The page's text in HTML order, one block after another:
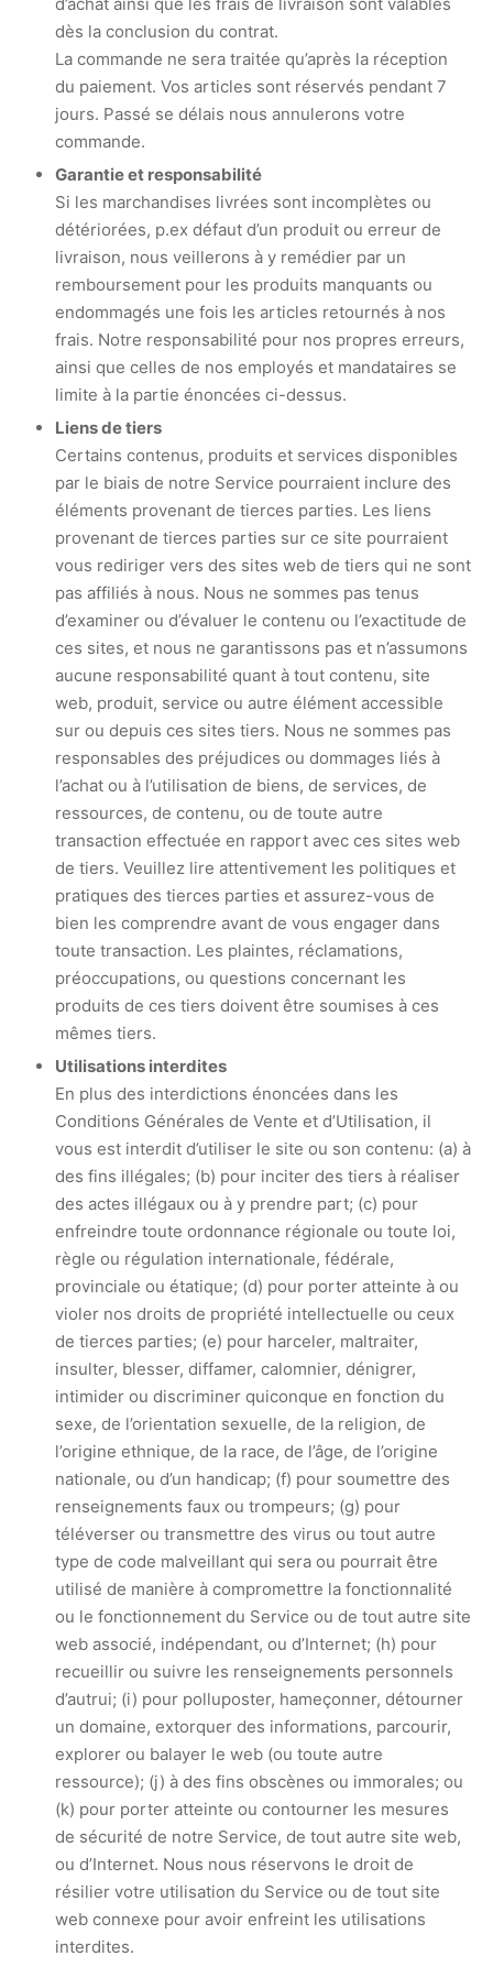
dès la conclusion du contrat.
La commande ne sera traitée qu’après la réception
du paiement. Vos articles sont réservés pendant 7
jours. Passé se délais nous annulerons votre
commande.
Garantie et responsabilité
Si les marchandises livrées sont incomplètes ou
détériorées, p.ex défaut d’un produit ou erreur de
livraison, nous veillerons à y remédier par un
remboursement pour les produits manquants ou
endommagés une fois les articles retournés à nos
frais. Notre responsabilité pour nos propres erreurs,
ainsi que celles de nos employés et mandataires se
limite à la partie énoncées ci-dessus.
Liens de tiers
Certains contenus, produits et services disponibles
par le biais de notre Service pourraient inclure des
éléments provenant de tierces parties. Les liens
provenant de tierces parties sur ce site pourraient
vous rediriger vers des sites web de tiers qui ne sont
pas affiliés à nous. Nous ne sommes pas tenus
d’examiner ou d’évaluer le contenu ou l’exactitude de
ces sites, et nous ne garantissons pas et n’assumons
aucune responsabilité quant à tout contenu, site
web, produit, service ou autre élément accessible
sur ou depuis ces sites tiers. Nous ne sommes pas
responsables des préjudices ou dommages liés à
l’achat ou à l’utilisation de biens, de services, de
ressources, de contenu, ou de toute autre
transaction effectuée en rapport avec ces sites web
de tiers. Veuillez lire attentivement les politiques et
pratiques des tierces parties et assurez-vous de
bien les comprendre avant de vous engager dans
toute transaction. Les plaintes, réclamations,
préoccupations, ou questions concernant les
produits de ces tiers doivent être soumises à ces
mêmes tiers.
Utilisations interdites
En plus des interdictions énoncées dans les
Conditions Générales de Vente et d’Utilisation, il
vous est interdit d’utiliser le site ou son contenu: (a) à
des fins illégales; (b) pour inciter des tiers à réaliser
des actes illégaux ou à y prendre part; (c) pour
enfreindre toute ordonnance régionale ou toute loi,
règle ou régulation internationale, fédérale,
provinciale ou étatique; (d) pour porter atteinte à ou
violer nos droits de propriété intellectuelle ou ceux
de tierces parties; (e) pour harceler, maltraiter,
insulter, blesser, diffamer, calomnier, dénigrer,
intimider ou discriminer quiconque en fonction du
sexe, de l’orientation sexuelle, de la religion, de
l’origine ethnique, de la race, de l’âge, de l’origine
nationale, ou d’un handicap; (f) pour soumettre des
renseignements faux ou trompeurs; (g) pour
téléverser ou transmettre des virus ou tout autre
type de code malveillant qui sera ou pourrait être
utilisé de manière à compromettre la fonctionnalité
ou le fonctionnement du Service ou de tout autre site
web associé, indépendant, ou d’Internet; (h) pour
recueillir ou suivre les renseignements personnels
d’autrui; (i) pour polluposter, hameçonner, détourner
un domaine, extorquer des informations, parcourir,
explorer ou balayer le web (ou toute autre
ressource); (j) à des fins obscènes ou immorales; ou
(k) pour porter atteinte ou contourner les mesures
de sécurité de notre Service, de tout autre site web,
ou d’Internet. Nous nous réservons le droit de
résilier votre utilisation du Service ou de tout site
web connexe pour avoir enfreint les utilisations
interdites.